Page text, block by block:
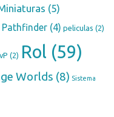
(5)
Pathfinder (4) peliculas (2)
(2) Rol (59)
Worlds (8) Sistema